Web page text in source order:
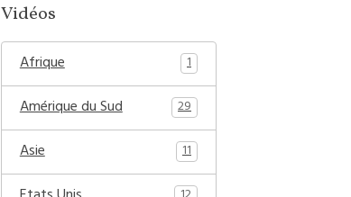
Vidéos
Afrique 1
Amérique du Sud 29
Asie 11